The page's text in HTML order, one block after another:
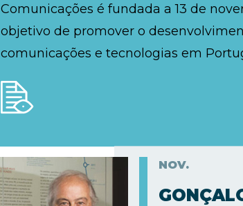
Comunicações é fundada a 13 de
objetivo de promover o
comunicações e tecnologias em
NOV.